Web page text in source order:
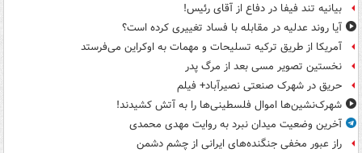
بیانیه تند فیفا در دفاع از آقای رئیس!
آیا روند عدلیه در مقابله با فساد تغییری کرده است؟
آمریکا از طریق ترکیه تسلیحات و مهمات به اوکراین می‌فرستد
نخستین تصویر مسی بعد از مرگ پدر
حریق در شهرک صنعتی نصیرآباد+ فیلم
شهرک‌نشین‌ها اموال فلسطینی‌ها را به آتش کشیدند!
آخرین وضعیت میدان نبرد به روایت مهدی محمدی
راز عبور مخفی جنگنده‌های ایرانی از چشم دشمن